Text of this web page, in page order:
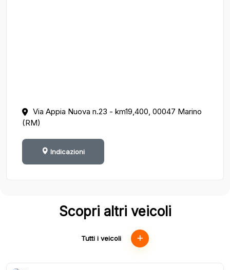
Via Appia Nuova n.23 - km19,400, 00047 Marino
(RM)
Indicazioni
Scopri altri veicoli
Tutti i veicoli